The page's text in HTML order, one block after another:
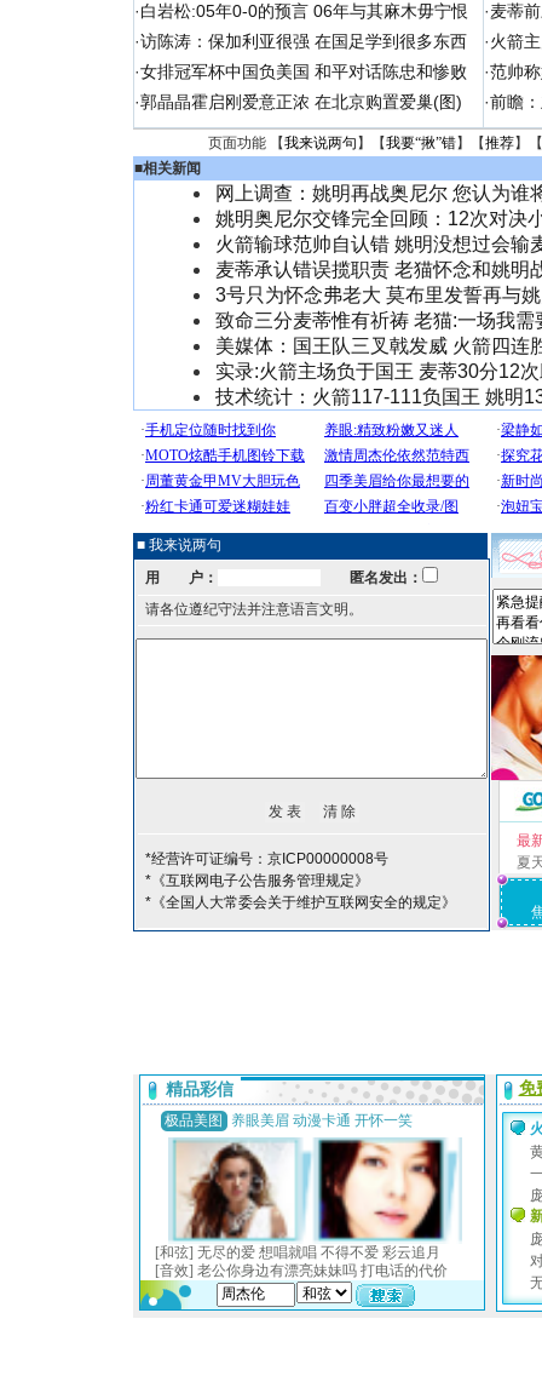
·白岩松:05年0-0的预言 06年与其麻木毋宁恨
·访陈涛：保加利亚很强 在国足学到很多东西
·女排冠军杯中国负美国 和平对话陈忠和惨败
·郭晶晶霍启刚爱意正浓 在北京购置爱巢(图)
·麦蒂
·火箭
·范帅
·前瞻
页面功能 【我来说两句 】【我要“揪”错】【推荐】
■相关新闻
网上调查：姚明再战奥尼尔 您认为谁
姚明奥尼尔交锋完全回顾：12次对决
火箭输球范帅自认错 姚明没想过会输
麦蒂承认错误揽职责 老猫怀念和姚明
3号只为怀念弗老大 莫布里发誓再与
致命三分麦蒂惟有祈祷 老猫:一场我需
美媒体：国王队三叉戟发威 火箭四连
实录:火箭主场负于国王 麦蒂30分12
技术统计：火箭117-111负国王 姚明
■ 我来说两句
用 户：
匿名发出：
请各位遵纪守法并注意语言文明。
*经营许可证编号：京ICP00000008号
*《互联网电子公告服务管理规定》
*《全国人大常委会关于维护互联网安全的规定》
最
夏